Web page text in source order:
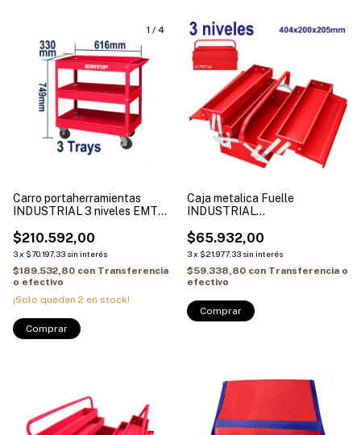
1 / 4
Carro portaherramientas
INDUSTRIAL 3 niveles EMTOP
$210.592,00
3x $70.197,33 sin interés
$189.532,80 con Transferencia
o efectivo
¡Solo quedan 2 en stock!
Caja metalica Fuelle
INDUSTRIAL
ETBXS0301
$65.932,00
3x $21.977,33 sin interés
$59.338,80 con Transferencia o
efectivo